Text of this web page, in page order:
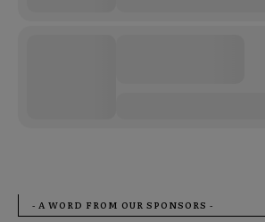
- A WORD FROM OUR SPONSORS -